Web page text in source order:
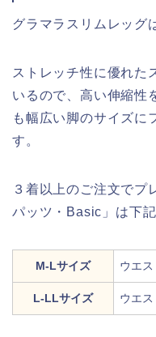
グラマラスリムレッグ
ストレッチ性に優れた
いるので、高い伸縮性
も幅広い脚のサイズに
す。
３着以上のご注文でプ
パッツ・Basic」は下
M-Lサイズ ウエ
L-LLサイズ ウエ